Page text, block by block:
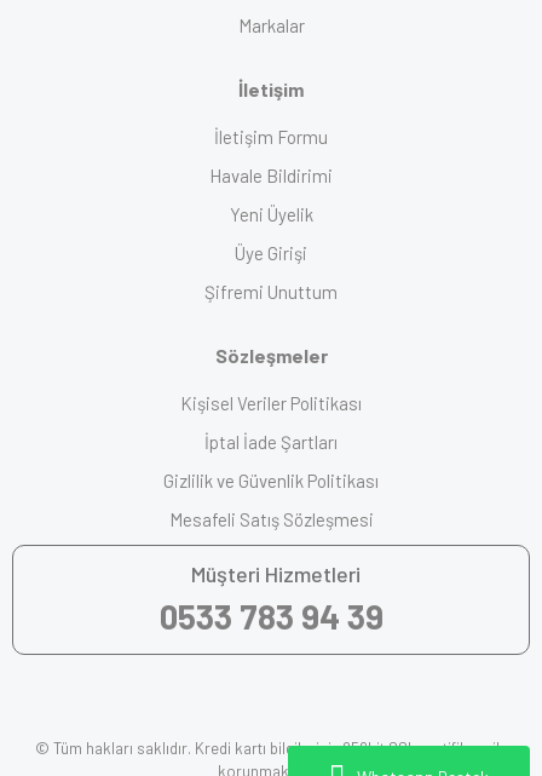
Markalar
İletişim
İletişim Formu
Havale Bildirimi
Yeni Üyelik
Üye Girişi
Şifremi Unuttum
Sözleşmeler
Kişisel Veriler Politikası
İptal İade Şartları
Gizlilik ve Güvenlik Politikası
Mesafeli Satış Sözleşmesi
Müşteri Hizmetleri
0533 783 94 39
© Tüm hakları saklıdır. Kredi kartı bilgileriniz 256bit SSL sertifikası ile
korunmaktadır.